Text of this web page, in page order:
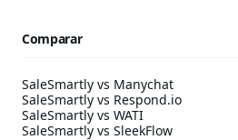
Comparar
SaleSmartly vs Manychat
SaleSmartly vs Respond.io
SaleSmartly vs WATI
SaleSmartly vs SleekFlow